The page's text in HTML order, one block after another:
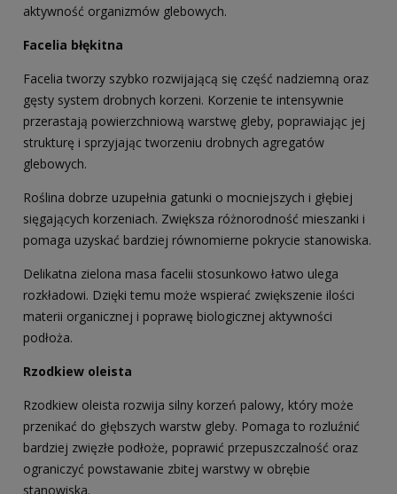
aktywność organizmów glebowych.
Facelia błękitna
Facelia tworzy szybko rozwijającą się część nadziemną oraz
gęsty system drobnych korzeni. Korzenie te intensywnie
przerastają powierzchniową warstwę gleby, poprawiając jej
strukturę i sprzyjając tworzeniu drobnych agregatów
glebowych.
Roślina dobrze uzupełnia gatunki o mocniejszych i głębiej
sięgających korzeniach. Zwiększa różnorodność mieszanki i
pomaga uzyskać bardziej równomierne pokrycie stanowiska.
Delikatna zielona masa facelii stosunkowo łatwo ulega
rozkładowi. Dzięki temu może wspierać zwiększenie ilości
materii organicznej i poprawę biologicznej aktywności
podłoża.
Rzodkiew oleista
Rzodkiew oleista rozwija silny korzeń palowy, który może
przenikać do głębszych warstw gleby. Pomaga to rozluźnić
bardziej zwięzłe podłoże, poprawić przepuszczalność oraz
ograniczyć powstawanie zbitej warstwy w obrębie
stanowiska.